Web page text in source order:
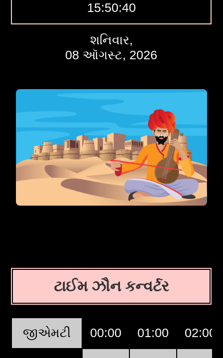
15:50:41
શનિવાર,
08 ઑગસ્ટ, 2026
ટાઈમ ઝૌન કન્વર્ટર
જીએમટી 00:00 01:00 02:00